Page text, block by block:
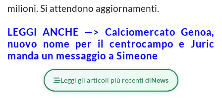
milioni. Si attendono aggiornamenti.
LEGGI ANCHE —> Calciomercato Genoa,
nuovo nome per il centrocampo e Juric
manda un messaggio a Simeone
Leggi gli articoli più recenti diNews